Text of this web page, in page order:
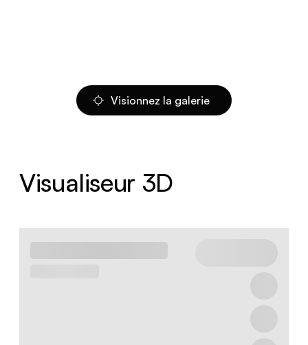
Visionnez la galerie
Visualiseur 3D